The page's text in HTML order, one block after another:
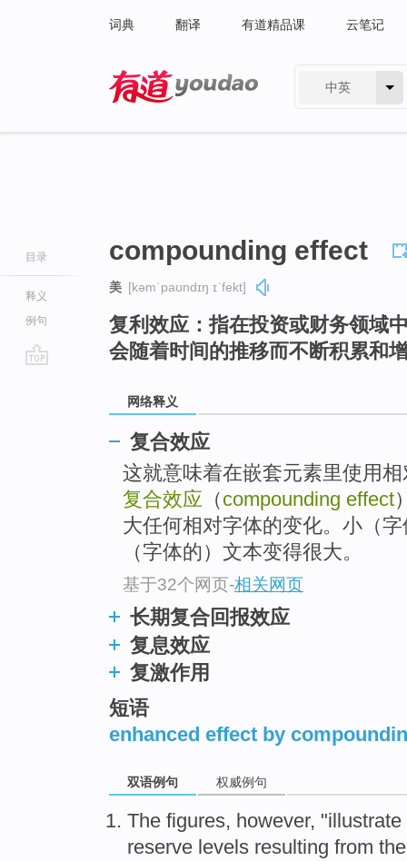
词典 翻译 有道精品课 云笔记
中英
目录
释义
例句
compounding effect
美 [kəmˈpaʊndɪŋ ɪˈfekt]
复利效应：指在投资或财务领域
会随着时间的推移而不断积累和
网络释义
复合效应
这就意味着在嵌套元素里使用
复合效应 （compounding effect
大任何相对字体的变化。小（
（字体的）文本变得很大。
基于32个网页-相关网页
长期复合回报效应
复息效应
复激作用
短语
enhanced effect by
双语例句 权威例句
The figures, however, "illustrate
reserve levels resulting from